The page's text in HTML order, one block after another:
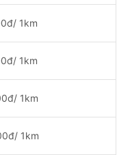
1km
1km
1km
1km